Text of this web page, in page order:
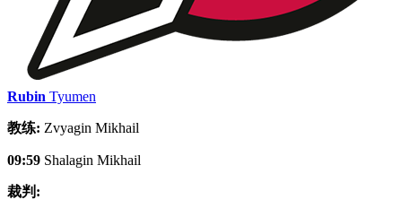
Rubin Tyumen
教练: Zvyagin Mikhail
09:59 Shalagin Mikhail
裁判: